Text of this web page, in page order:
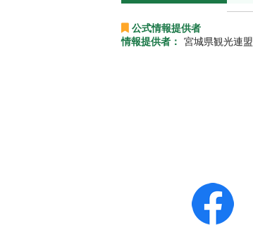
公式情報提供者
情報提供者：
宮城県観光連盟